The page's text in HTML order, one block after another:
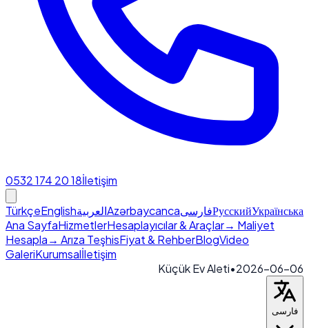
0532 174 20 18İletişim
TürkçeEnglishالعربيةAzərbaycancaفارسیРусскийУкраїнська
Ana SayfaHizmetlerHesaplayıcılar & Araçlar→ Maliyet
Hesapla→ Arıza TeşhisFiyat & RehberBlogVideo
GaleriKurumsalİletişim
Küçük Ev Aleti•2026-06-06
فارسی